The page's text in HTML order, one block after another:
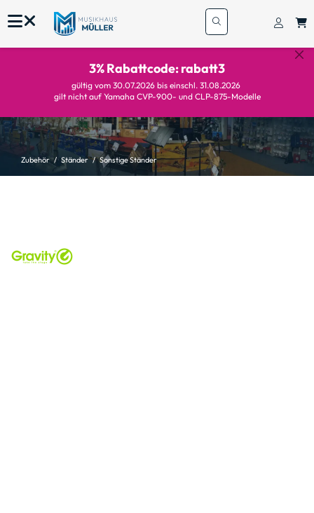
3% Rabattcode: rabatt3
gültig vom 30.07.2026 bis einschl. 31.08.2026
gilt nicht auf Yamaha CVP-900- und CLP-875-Modelle
Zubehör Ständer Sonstige Ständer